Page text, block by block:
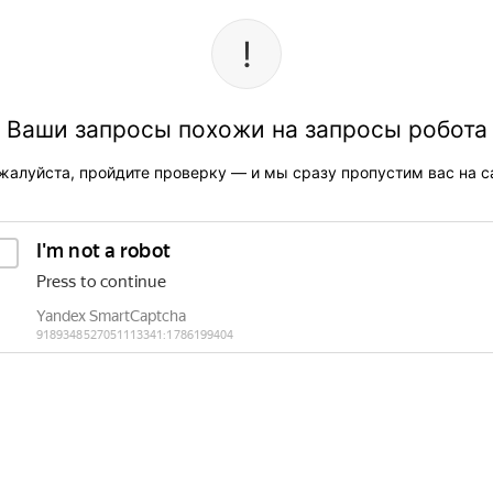
Ваши запросы похожи на запросы робота
пройдите проверку — и мы сразу пропустим вас на